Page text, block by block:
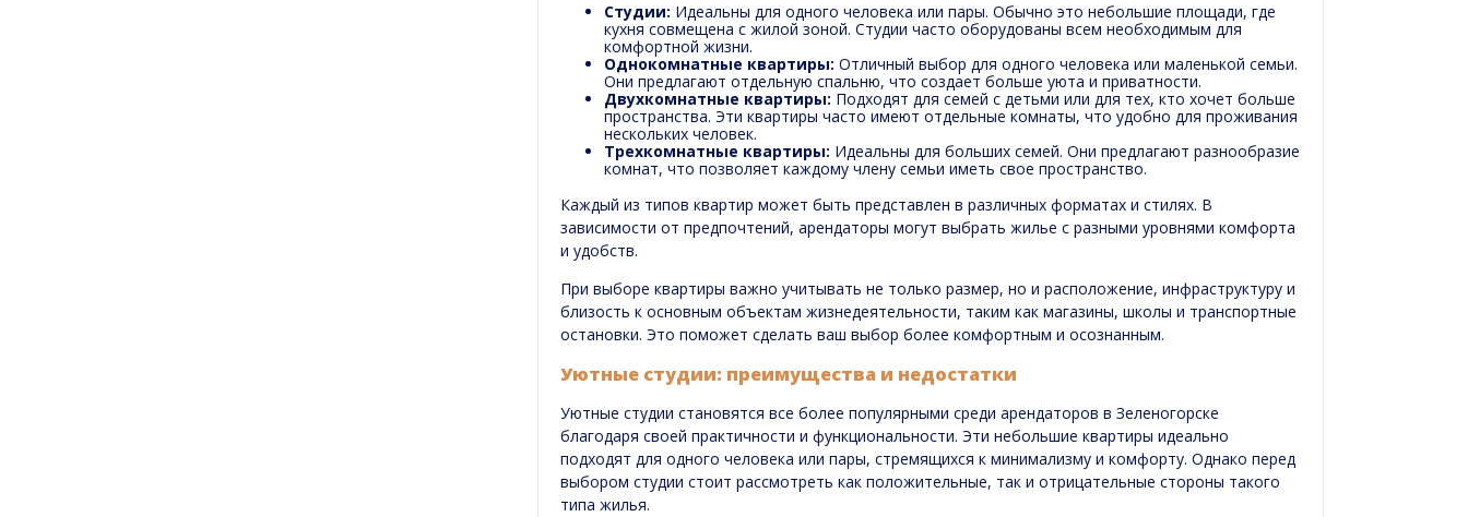
Студии: Идеальны для одного человека или пары. Обычно это небольшие площади, где
кухня совмещена с жилой зоной. Студии часто оборудованы всем необходимым для
комфортной жизни.
Однокомнатные квартиры: Отличный выбор для одного человека или маленькой семьи.
Они предлагают отдельную спальню, что создает больше уюта и приватности.
Двухкомнатные квартиры: Подходят для семей с детьми или для тех, кто хочет больше
пространства. Эти квартиры часто имеют отдельные комнаты, что удобно для проживания
нескольких человек.
Трехкомнатные квартиры: Идеальны для больших семей. Они предлагают разнообразие
комнат, что позволяет каждому члену семьи иметь свое пространство.
Каждый из типов квартир может быть представлен в различных форматах и стилях. В
зависимости от предпочтений, арендаторы могут выбрать жилье с разными уровнями комфорта
и удобств.
При выборе квартиры важно учитывать не только размер, но и расположение, инфраструктуру и
близость к основным объектам жизнедеятельности, таким как магазины, школы и транспортные
остановки. Это поможет сделать ваш выбор более комфортным и осознанным.
Уютные студии: преимущества и недостатки
Уютные студии становятся все более популярными среди арендаторов в Зеленогорске
благодаря своей практичности и функциональности. Эти небольшие квартиры идеально
подходят для одного человека или пары, стремящихся к минимализму и комфорту. Однако перед
выбором студии стоит рассмотреть как положительные, так и отрицательные стороны такого
типа жилья.